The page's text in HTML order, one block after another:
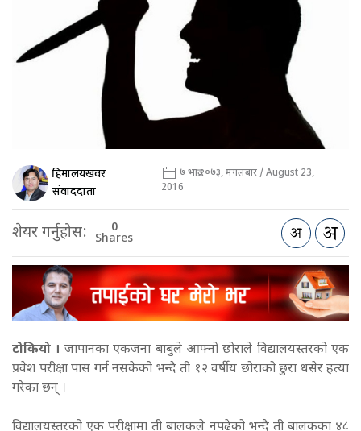
हिमालयखवर
संवाददाता
७ भाद्र २०७३, मंगलबार / August 23,
2016
शेयर गर्नुहोस: 0
Shares
टोकियो । जापानका एकजना बाबुले आफ्नो छोराले विद्यालयस्तरको एक
प्रवेश परीक्षा पास गर्न नसकेको भन्दै ती १२ वर्षीय छोराको छुरा धसेर हत्या
गरेका छन् ।
विद्यालयस्तरको एक परीक्षामा ती बालकले नपढेको भन्दै ती बालकका ४८